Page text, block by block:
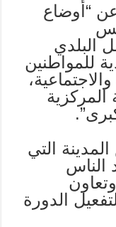
“أوضاع
البلدي
للمواطنين
المركزية
التي
الناس
الدورة